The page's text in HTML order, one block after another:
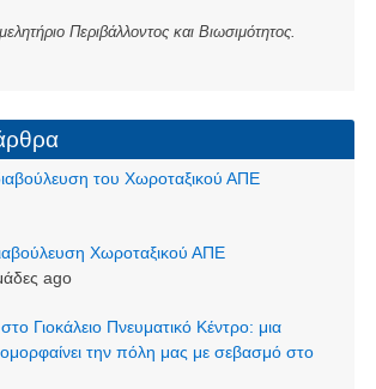
Περιβάλλοντος και Βιωσιμότητος.
του Χωροταξικού ΑΠΕ
Χωροταξικού ΑΠΕ
ago
Γιοκάλειο Πνευματικό Κέντρο: μια
την πόλη μας με σεβασμό στο